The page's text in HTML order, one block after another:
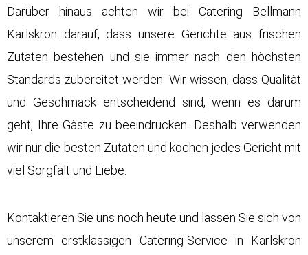
Darüber hinaus achten wir bei Catering Bellmann
Karlskron darauf, dass unsere Gerichte aus frischen
Zutaten bestehen und sie immer nach den höchsten
Standards zubereitet werden. Wir wissen, dass Qualität
und Geschmack entscheidend sind, wenn es darum
geht, Ihre Gäste zu beeindrucken. Deshalb verwenden
wir nur die besten Zutaten und kochen jedes Gericht mit
viel Sorgfalt und Liebe.
Kontaktieren Sie uns noch heute und lassen Sie sich von
unserem erstklassigen Catering-Service in Karlskron